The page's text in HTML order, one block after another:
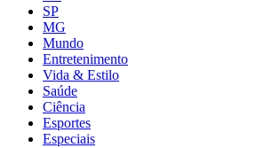
SP
MG
Mundo
Entretenimento
Vida & Estilo
Saúde
Ciência
Esportes
Especiais